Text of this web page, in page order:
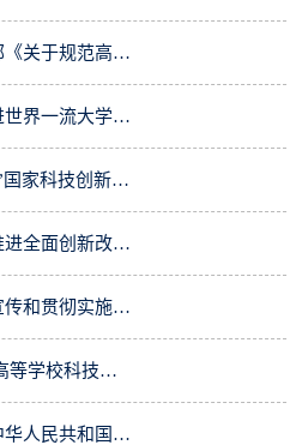
关于转发教育部、科技部《关于规范高等学校SCI论文相关指标使用 树立正确评价导向的若干意见》的通知
国务院关于印发统筹推进世界一流大学和一流学科建设总体方案的通知
国务院关于印发“十三五”国家科技创新规划的通知
国务院关于安徽省系统推进全面创新改革试验方案的批复
教育部办公厅关于学习宣传和贯彻实施《高等学校预防与处理学术不端行为办法》的通知
教育部 科技部关于加强高等学校科技成果转移转化工作的若干意见
国务院关于印发实施《中华人民共和国促进科技成果转化法》若干规定的通知